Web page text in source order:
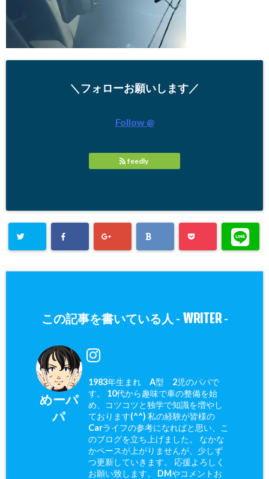
＼フォローお願いします／
Follow @
feedly
この記事を書いている人 - WRITER-
めーパ
パ
1983年生まれ A型 2児のパパで
す。 10代から趣味で車の整備を始
め、コツコツと独学で知識を増やし
ております(^^) 私の経験が皆様の
Carライフの参考になればと思い、こ
のブログを立ち上げました。 なかな
かペースが上がりませんが、少しず
つ更新していきます。 応援よろしく
お願い致します。 DMやコメントお